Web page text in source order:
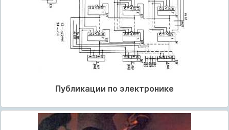
Публикации по электронике